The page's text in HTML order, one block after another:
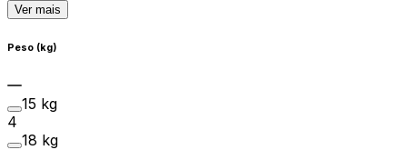
Ver mais
Peso (kg)
15 kg
4
18 kg